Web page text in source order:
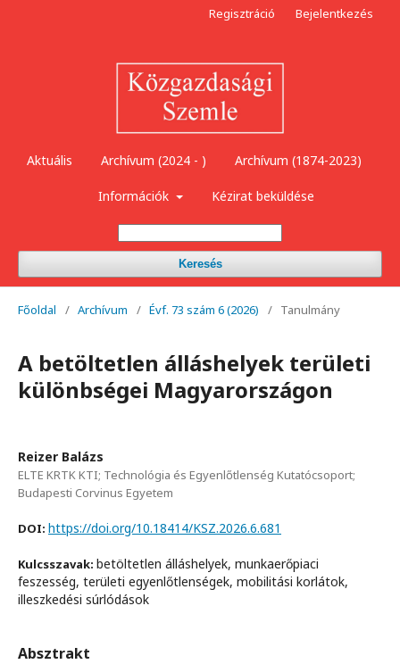
Aktuális Archívum (2024 - ) Archívum (1874-2023)
Információk Kézirat beküldése
Keresés
Regisztráció Bejelentkezés
Főoldal / Archívum / Évf. 73 szám 6 (2026) / Tanulmány
A betöltetlen álláshelyek területi
különbségei Magyarországon
Reizer Balázs
ELTE KRTK KTI; Technológia és Egyenlőtlenség Kutatócsoport;
Budapesti Corvinus Egyetem
DOI: https://doi.org/10.18414/KSZ.2026.6.681
Kulcsszavak: betöltetlen álláshelyek, munkaerőpiaci
feszesség, területi egyenlőtlenségek, mobilitási korlátok,
illeszkedési súrlódások
Absztrakt